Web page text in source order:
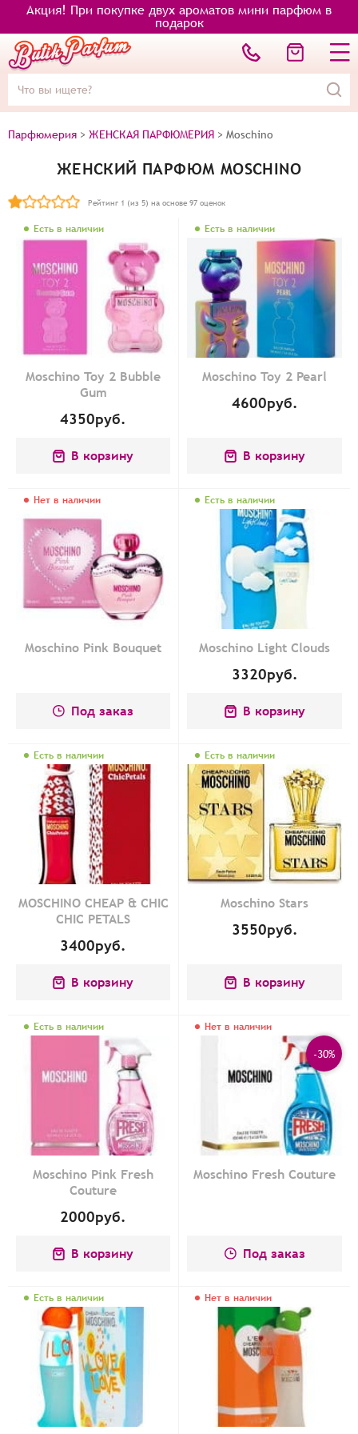
Акция! При покупке двух ароматов мини парфюм в
подарок
Парфюмерия > ЖЕНСКАЯ ПАРФЮМЕРИЯ > Moschino
ЖЕНСКИЙ ПАРФЮМ MOSCHINO
Рейтинг 1 (из 5) на основе 97 оценок
Есть в наличии
Moschino Toy 2 Bubble
Gum
4350руб.
В корзину
Есть в наличии
Moschino Toy 2 Pearl
4600руб.
В корзину
Нет в наличии
Moschino Pink Bouquet
Под заказ
Есть в наличии
Moschino Light Clouds
3320руб.
В корзину
Есть в наличии
MOSCHINO CHEAP & CHIC
CHIC PETALS
3400руб.
В корзину
Есть в наличии
Moschino Stars
3550руб.
В корзину
Есть в наличии
Moschino Pink Fresh
Couture
2000руб.
В корзину
Нет в наличии
-30%
Moschino Fresh Couture
Под заказ
Есть в наличии Нет в наличии